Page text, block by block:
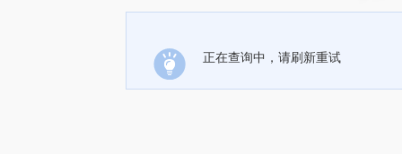
正在查询中，请刷新重试